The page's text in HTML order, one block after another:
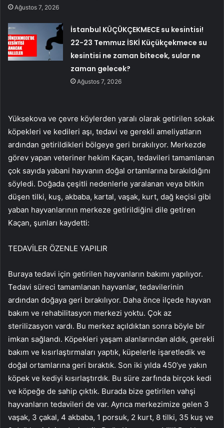
Ağustos 7, 2026
İstanbul KÜÇÜKÇEKMECE su kesintisi!
22-23 Temmuz İSKİ Küçükçekmece su
kesintisi ne zaman bitecek, sular ne
zaman gelecek?
Ağustos 7, 2026
Yüksekova ve çevre köylerden yaralı olarak getirilen sokak
köpekleri ve kedileri aşı, tedavi ve gerekli ameliyatların
ardından getirildikleri bölgeye geri bırakılıyor. Merkezde
görev yapan veteriner hekim Kaçan, tedavileri tamamlanan
çok sayıda yabani hayvanın doğal ortamlarına bırakıldığını
söyledi. Doğada çeşitli nedenlerle yaralanan veya bitkin
düşen tilki, kuş, akbaba, kartal, vaşak, kurt, dağ keçisi gibi
yaban hayvanlarının merkeze getirildiğini dile getiren
Kaçan, şunları kaydetti:
TEDAVİLER ÖZENLE YAPILIR
Buraya tedavi için getirilen hayvanların bakımı yapılıyor.
Tedavi süreci tamamlanan hayvanlar, tedavilerinin
ardından doğaya geri bırakılıyor. Daha önce ilçede hayvan
bakım ve rehabilitasyon merkezi yoktu. Çok az
sterilizasyon vardı. Bu merkez açıldıktan sonra böyle bir
imkan sağlandı. Köpekleri yaşam alanlarından aldık, gerekli
bakım ve kısırlaştırmaları yaptık, küpelerle işaretledik ve
doğal ortamlarına geri bıraktık. Son iki yılda 450’ye yakın
köpek ve kediyi kısırlaştırdık. Bu süre zarfında birçok kedi
ve köpeğe de sahip çıktık. Burada bize getirilen vahşi
hayvanların tedavileri de var. Ayrıca merkezimize gelen 3
vaşak, 3 çakal, 4 akbaba, 1 porsuk, 2 kurt, 8 tilki, 35 kuş ve